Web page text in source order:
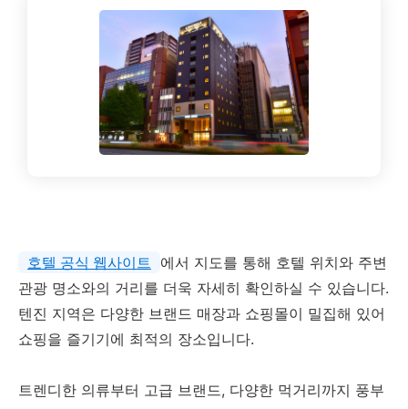
호텔 공식 웹사이트
에서 지도를 통해 호텔 위치와 주변
관광 명소와의 거리를 더욱 자세히 확인하실 수 있습니다.
텐진 지역은 다양한 브랜드 매장과 쇼핑몰이 밀집해 있어
쇼핑을 즐기기에 최적의 장소입니다.
트렌디한 의류부터 고급 브랜드, 다양한 먹거리까지 풍부